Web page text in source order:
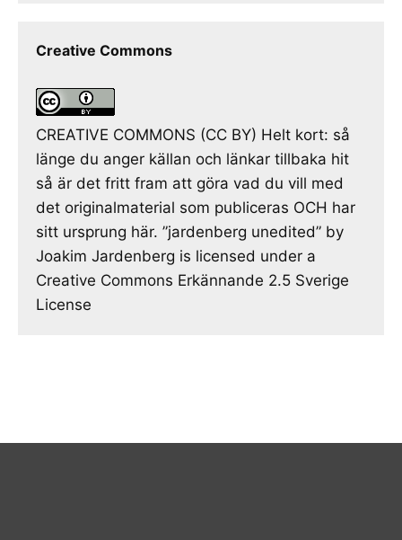
Creative Commons
CREATIVE COMMONS (CC BY) Helt kort: så
länge du anger källan och länkar tillbaka hit
så är det fritt fram att göra vad du vill med
det originalmaterial som publiceras OCH har
sitt ursprung här. ”jardenberg unedited” by
Joakim Jardenberg is licensed under a
Creative Commons Erkännande 2.5 Sverige
License